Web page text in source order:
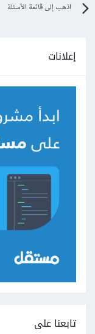
اذهب إلى قائمة الأسئلة
إعلانات
تابعنا على